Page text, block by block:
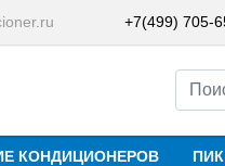
+7(499) 705-
КОНДИЦИОНЕРОВ ПИК